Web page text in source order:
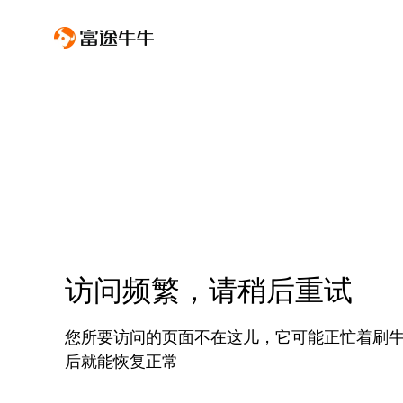
访问频繁，请稍后重试
您所要访问的页面不在这儿，它可能正忙着刷
后就能恢复正常